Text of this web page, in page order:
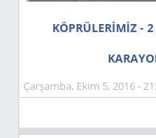
KÖPRÜLERİMİZ -
Çarşamba, Ekim 5, 2016 -